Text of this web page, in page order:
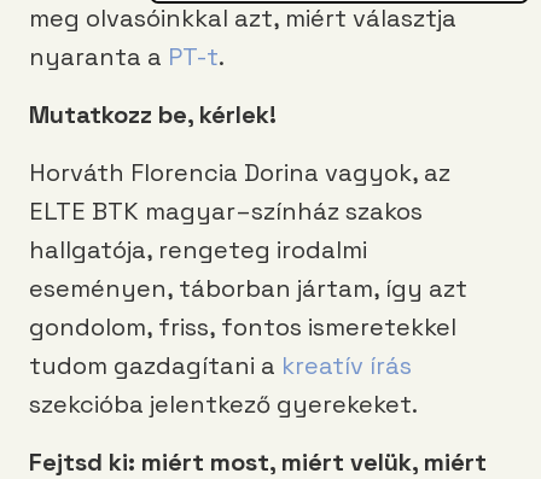
meg olvasóinkkal azt, miért választja
nyaranta a PT-t.
Mutatkozz be, kérlek!
Horváth Florencia Dorina vagyok, az
ELTE BTK magyar–színház szakos
hallgatója, rengeteg irodalmi
eseményen, táborban jártam, így azt
gondolom, friss, fontos ismeretekkel
tudom gazdagítani a kreatív írás
szekcióba jelentkező gyerekeket.
Fejtsd ki: miért most, miért velük, miért